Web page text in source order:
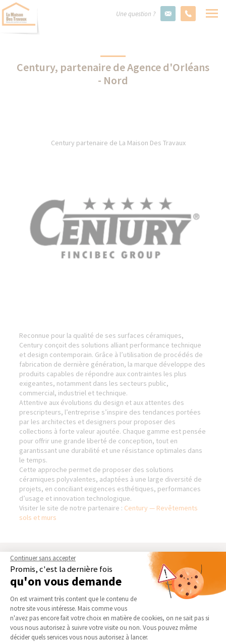
Une question ?
Century, partenaire de Agence d'Orléans
- Nord
Century partenaire de La Maison Des Travaux
Reconnue pour la qualité de ses surfaces céramiques,
Century conçoit des solutions alliant performance technique
et design contemporain. Grâce à l’utilisation de procédés de
fabrication de dernière génération, la marque développe des
produits capables de répondre aux contraintes les plus
exigeantes, notamment dans les secteurs public,
commercial, industriel et technique.
Attentive aux évolutions du design et aux attentes des
prescripteurs, l’entreprise s’inspire des tendances portées
par les architectes et designers pour proposer des
collections à forte valeur ajoutée. Chaque gamme est pensée
pour offrir une grande liberté de conception, tout en
garantissant une durabilité et une résistance optimales dans
le temps.
Cette approche permet de proposer des solutions
céramiques polyvalentes, adaptées à une large diversité de
projets, en conciliant exigences esthétiques, performances
d’usage et innovation technologique.
Visiter le site de notre partenaire : Century — Revêtements
sols et murs
AGENCE D'ORLÉANS - NORD
Qui sommes-nous
Notre charte qualité
Partenaires
Trouver une agence
NOS DOMAINES
D’INTERVENTION
EXTENSION
RÉNOVATION INTÉRIEURE
TRAVAUX EXTÉRIEURS
NOS PARTENAIRES
Continuer sans accepter
Promis, c'est la dernière fois
qu'on vous demande
Plateforme de Gestion du
On est vraiment très content que le contenu de
notre site vous intéresse. Mais comme vous
n'avez pas encore fait votre choix en matière de cookies, on ne sait pas si
vous nous autorisez à suivre votre visite ou non. Vous pouvez même
décider quels services vous nous autorisez à lancer.
Axeptio consent